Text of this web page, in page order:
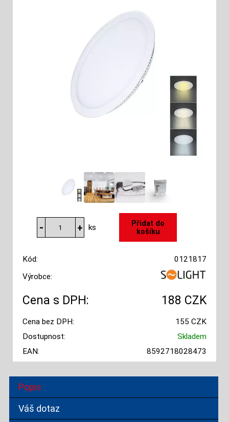
ks
Kód:
0121817
Výrobce:
Cena s DPH: 188 CZK
Cena bez DPH:
155 CZK
Dostupnost:
Skladem
EAN:
8592718028473
Popis
Váš dotaz